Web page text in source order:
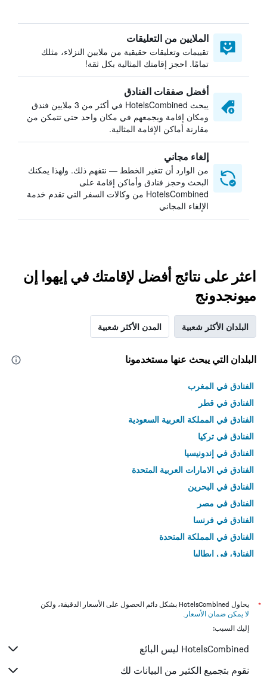
الملايين من التعليقات
تقييمات وتعليقات حقيقية من ملايين النزلاء، مثلك
تمامًا. احجز إقامتك المثالية بكل ثقة!
أفضل صفقات الفنادق
يبحث HotelsCombined في أكثر من 3 ملايين فندق
ومكان إقامة ويجمعهم في مكان واحد حتى تتمكن من
مقارنة أماكن الإقامة المثالية.
إلغاء مجاني
من الوارد أن تتغير الخطط — نتفهم ذلك. ولهذا يمكنك
البحث وحجز فنادق وأماكن إقامة على
HotelsCombined من وكالات السفر التي تقدم خدمة
الإلغاء المجاني
اعثر على نتائج أفضل لإقامتك في إيهوا إن
ميونجدونج
البلدان الأكثر شعبية المدن الأكثر شعبية
البلدان التي يبحث عنها مستخدمونا
الفنادق في المغرب
الفنادق في قطر
الفنادق في المملكة العربية السعودية
الفنادق في تركيا
الفنادق في إندونيسيا
الفنادق في الامارات العربية المتحدة
الفنادق في البحرين
الفنادق في مصر
الفنادق في فرنسا
الفنادق في المملكة المتحدة
الفنادق في إيطاليا
*
يحاول HotelsCombined بشكل دائم الحصول على الأسعار الدقيقة، ولكن
لا يمكن ضمان الأسعار .
إليك السبب:
HotelsCombined ليس البائع
نقوم بتجميع الكثير من البيانات لك